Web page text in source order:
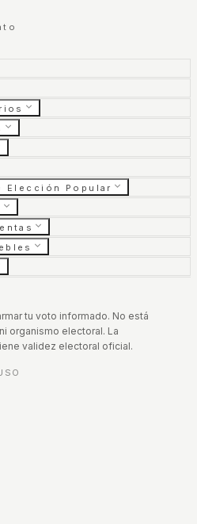
Elección Popular
tu voto informado. No está
organismo electoral. La
validez electoral oficial.